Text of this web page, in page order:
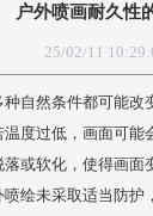
户外喷画耐久性
25/02/11
然条件都可能改
度过低，画面可能
或软化，使得画面
绘未采取适当防护